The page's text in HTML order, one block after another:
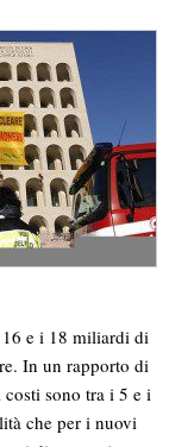
16 e i 18 miliardi di
In un rapporto di
sono tra i 5 e i
che per i nuovi